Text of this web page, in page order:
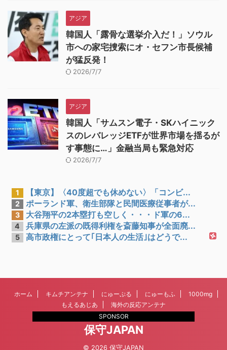
アジア
韓国人「露骨な選挙介入だ！」ソウル
市への家宅捜索にオ・セフン市長候補
が猛反発！
2026/7/7
アジア
韓国人「サムスン電子・SKハイニック
スのレバレッジETFが世界市場を揺るが
す事態に…」金融当局も緊急対応
2026/7/7
SPONSOR
1 【東京】〈40度超でも休めない〉「コンビ...
2 ポーランド軍、衛生部隊と民間医療従事者が...
3 大谷翔平の2本塁打も空しく・・・ド軍の6...
4 兵庫県の左派の既得利権を斎藤知事が全面廃...
5 高市政権にとって｢日本人の生活｣はどうで...
ホーム キムチアンテナ にゅーぷる にゅーもふ
1000mg
もえるあじあ
海外の反応アンテナ
保守JAPAN
© 2026 保守JAPAN